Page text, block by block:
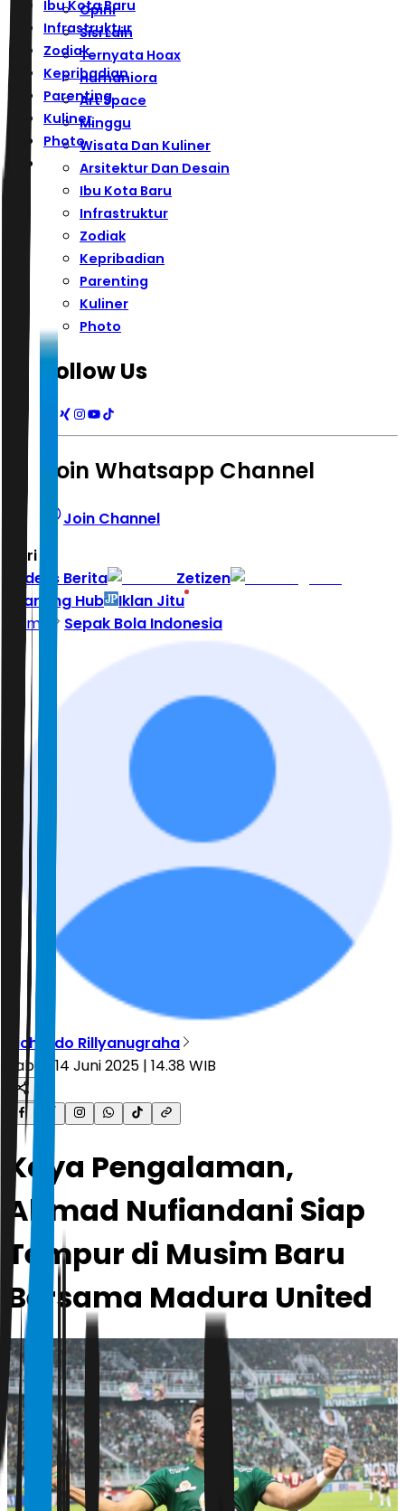
Ibu Kota Baru
Infrastruktur
Zodiak
Kepribadian
Parenting
Kuliner
Photo
Opini
Sisi Lain
Ternyata Hoax
Humaniora
Art Space
Minggu
Wisata Dan Kuliner
Arsitektur Dan Desain
Ibu Kota Baru
Infrastruktur
Zodiak
Kepribadian
Parenting
Kuliner
Photo
Follow Us
Join Whatsapp Channel
Join Channel
Hari ini
Indeks Berita
Zetizen
Learning Hub
Iklan Jitu
Home
Sepak Bola Indonesia
Richardo Rillyanugraha
Sabtu, 14 Juni 2025 | 14.38 WIB
Kaya Pengalaman,
Ahmad Nufiandani Siap
Tempur di Musim Baru
Bersama Madura United